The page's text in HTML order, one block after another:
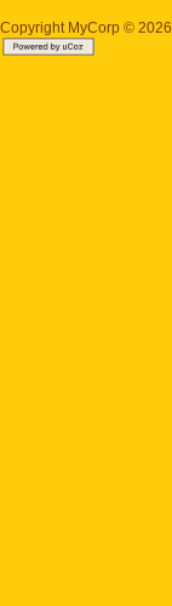
Copyright MyCorp © 2026